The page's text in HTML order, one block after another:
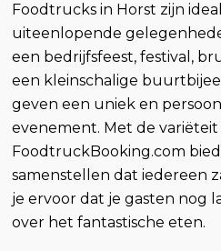
Foodtrucks in Horst zijn
uiteenlopende
een bedrijfsfeest, festival,
een kleinschalige
geven een uniek en
evenement. Met de variëteit
FoodtruckBooking.com
samenstellen dat iedereen
je ervoor dat je gasten nog
over het fantastische eten.